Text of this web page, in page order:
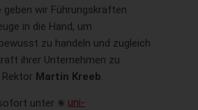
geben wir Führungskräften
in die Hand, um
zu handeln und zugleich
ihrer Unternehmen zu
Martin Kreeb.
unter
uni-